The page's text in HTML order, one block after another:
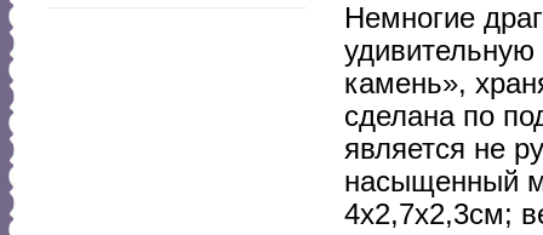
Немногие
камень»,
сделана по
является не
насыщенный
4x2,7x2,3см;